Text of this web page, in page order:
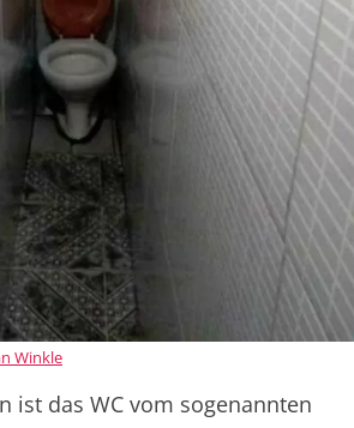
Winkle
ist das WC vom sogenannten